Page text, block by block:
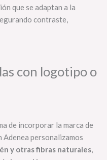
que se adaptan a la
contraste,
con logotipo o
de incorporar la marca de
personalizamos
y otras fibras naturales,